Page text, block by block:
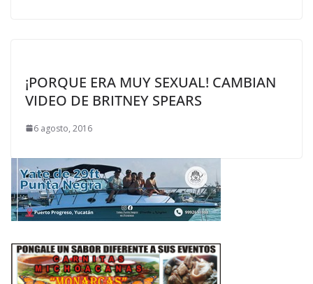
¡PORQUE ERA MUY SEXUAL! CAMBIAN
VIDEO DE BRITNEY SPEARS
6 agosto, 2016